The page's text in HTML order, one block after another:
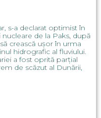
s-a declarat optimist în
de la Paks, după
crească ușor în urma
hidrografic al fluviului.
a fost oprită parțial
de scăzut al Dunării,